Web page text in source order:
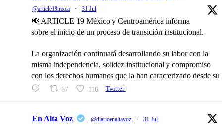
@article19mxca · 31 Jul
📢 ARTICLE 19 México y Centroamérica informa
sobre el inicio de un proceso de transición institucional.
La organización continuará desarrollando su labor con la
misma independencia, solidez institucional y compromiso
con los derechos humanos que la han caracterizado desde su
67 116 Twitter
En Alta Voz @diarioenaltavoz · 31 Jul